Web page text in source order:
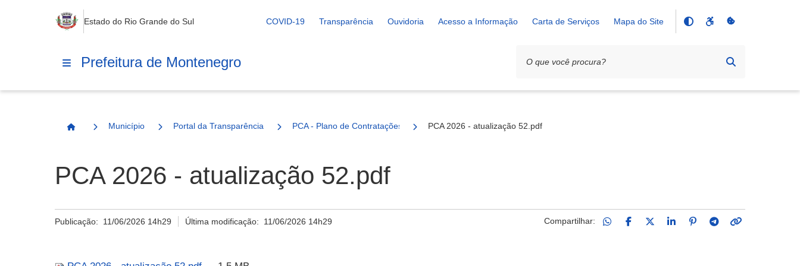
Estado do Rio Grande do Sul COVID-19 Transparência Ouvidoria Acesso a Informação Carta de Serviços Mapa do Site
Prefeitura de Montenegro
Página Inicial
Município Portal da Transparência PCA - Plano de Contratações Anual PCA 2026 - atualização 52.pdf
PCA 2026 - atualização 52.pdf
Publicação: 11/06/2026 14h29 Última modificação: 11/06/2026 14h29 Compartilhar: